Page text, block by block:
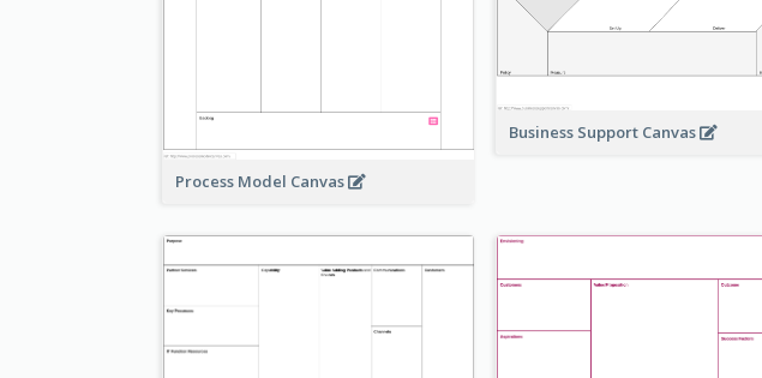
Process Model Canvas
Business Support Canvas